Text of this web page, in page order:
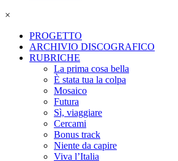
×
PROGETTO
ARCHIVIO DISCOGRAFICO
RUBRICHE
La prima cosa bella
È stata tua la colpa
Mosaico
Futura
Sì, viaggiare
Cercami
Bonus track
Niente da capire
Viva l’Italia